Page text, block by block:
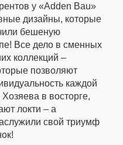
у «Adden Bau»
дизайны, которые
бешеную
Все дело в сменных
коллекций –
позволяют
каждой
в восторге,
локти – а
свой триумф